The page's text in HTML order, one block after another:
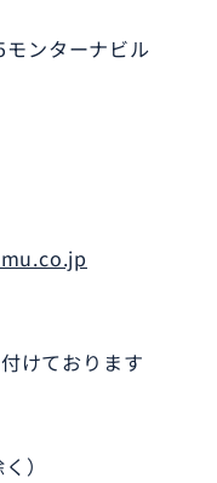
ンターナビル
けております
）